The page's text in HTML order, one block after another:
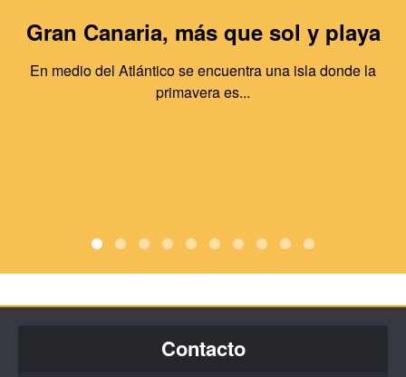
Gran Canaria, más que sol y playa
En medio del Atlántico se encuentra una isla donde la
primavera es...
Contacto